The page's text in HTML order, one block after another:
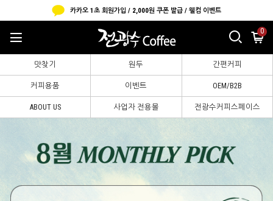
카카오 1초 회원가입 / 2,000원 쿠폰 발급 / 웰컴 이벤트
0
맛찾기 원두 간편커피
커피용품 이벤트 OEM/B2B
ABOUT US 사업자 전용몰 전광수커피스페이스